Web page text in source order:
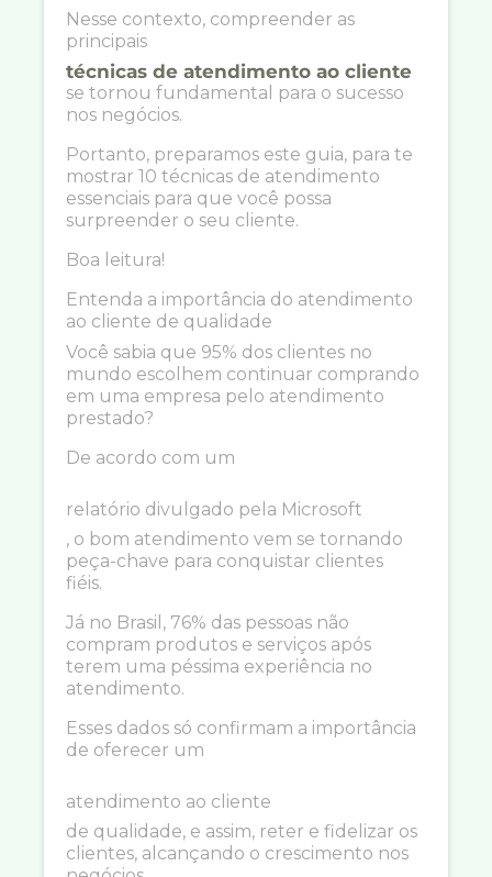
Nesse contexto, compreender as
principais
técnicas de atendimento ao cliente
se tornou fundamental para o sucesso
nos negócios.
Portanto, preparamos este guia, para te
mostrar 10 técnicas de atendimento
essenciais para que você possa
surpreender o seu cliente.
Boa leitura!
Entenda a importância do atendimento
ao cliente de qualidade
Você sabia que 95% dos clientes no
mundo escolhem continuar comprando
em uma empresa pelo atendimento
prestado?
De acordo com um
relatório divulgado pela Microsoft
, o bom atendimento vem se tornando
peça-chave para conquistar clientes
fiéis.
Já no Brasil, 76% das pessoas não
compram produtos e serviços após
terem uma péssima experiência no
atendimento.
Esses dados só confirmam a importância
de oferecer um
atendimento ao cliente
de qualidade, e assim, reter e fidelizar os
clientes, alcançando o crescimento nos